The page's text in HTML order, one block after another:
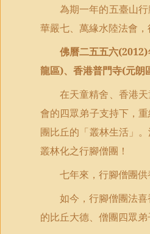
為期一年的五臺山
華嚴七、萬緣水陸法會，
佛曆二五五六(2012)
龍區)、香港普門寺(元朗
在天童精舍、香港
會的四眾弟子支持下，
團比丘的「叢林生活」
叢林化之行腳僧團！
七年來，行腳僧團
如今，行腳僧團法
的比丘大德、僧團四眾